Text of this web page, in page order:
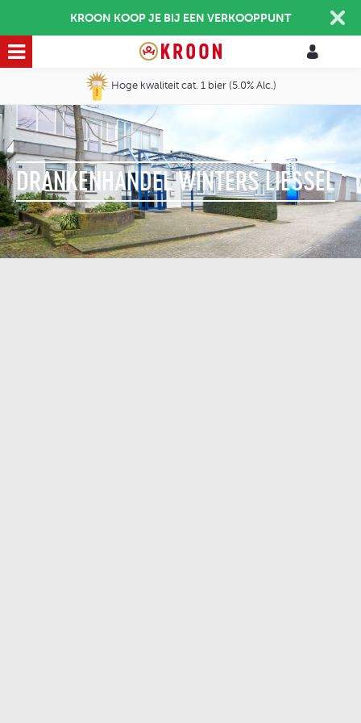
KROON KOOP JE BIJ EEN VERKOOPPUNT
Hoge kwaliteit cat. 1 bier (5.0% Alc.)
DRANKENHANDEL WINTERS LIESSEL